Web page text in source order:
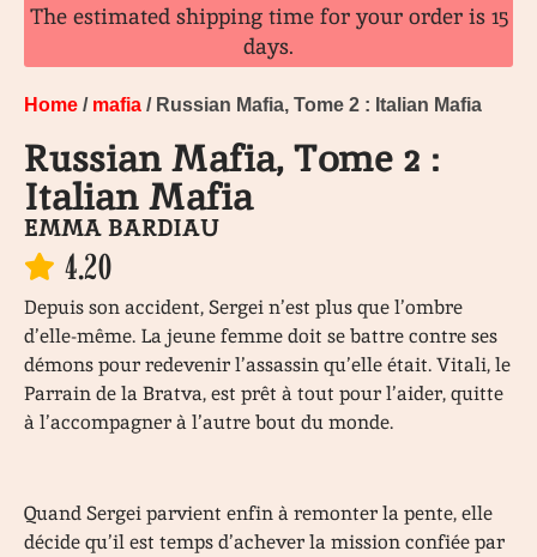
The estimated shipping time for your order is 15
days.
Home / mafia / Russian Mafia, Tome 2 : Italian Mafia
Russian Mafia, Tome 2 :
Italian Mafia
EMMA BARDIAU
4.20
Depuis son accident, Sergei n’est plus que l’ombre
d’elle-même. La jeune femme doit se battre contre ses
démons pour redevenir l’assassin qu’elle était. Vitali, le
Parrain de la Bratva, est prêt à tout pour l’aider, quitte
à l’accompagner à l’autre bout du monde.
Quand Sergei parvient enfin à remonter la pente, elle
décide qu’il est temps d’achever la mission confiée par